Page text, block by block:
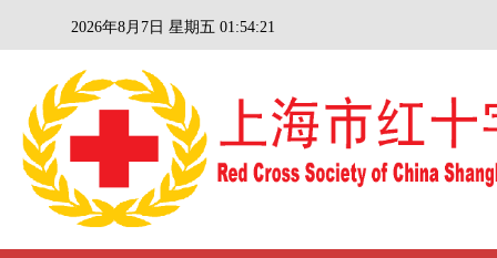
2026年8月7日 星期五 01:54:21